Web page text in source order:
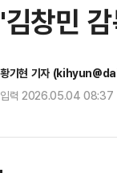
'김창민
황기현 기자
입력 2026.05.04